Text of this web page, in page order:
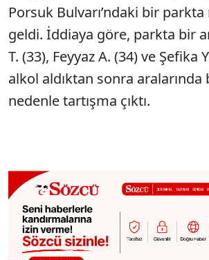
Porsuk Bulvarı’ndaki bir
geldi. İddiaya göre, parkta bir
T. (33), Feyyaz A. (34) ve Şefika
alkol aldıktan sonra
nedenle tartışma çıktı.